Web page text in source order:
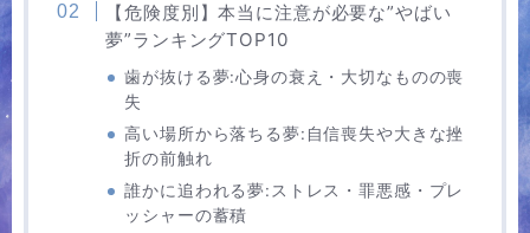
【危険度別】本当に注意が必要な”やばい
夢”ランキングTOP10
歯が抜ける夢:心身の衰え・大切なものの喪
失
高い場所から落ちる夢:自信喪失や大きな挫
折の前触れ
誰かに追われる夢:ストレス・罪悪感・プレ
ッシャーの蓄積